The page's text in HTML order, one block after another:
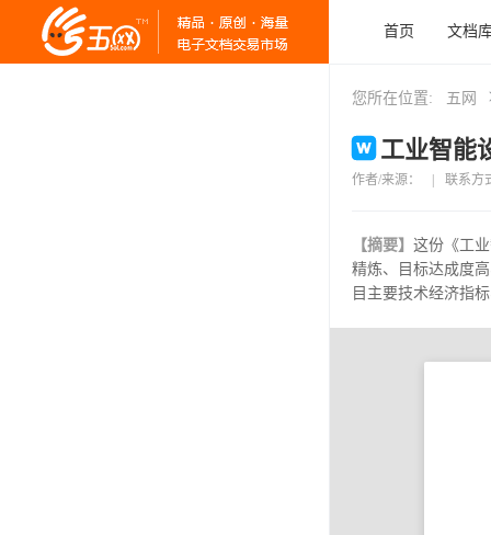
首页 文档
您所在位置: 五网
工业智能
作者/来源： 联系方
【摘要】 这份《工
精炼、目标达成度
目主要技术经济指